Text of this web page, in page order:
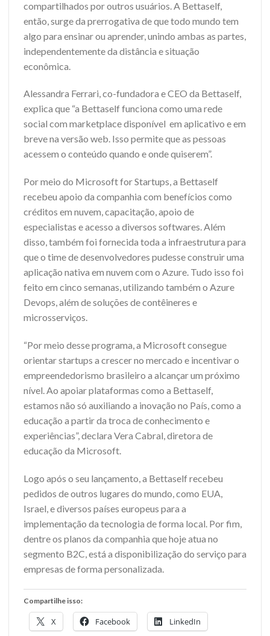
compartilhados por outros usuários. A Bettaself,
então, surge da prerrogativa de que todo mundo tem
algo para ensinar ou aprender, unindo ambas as partes,
independentemente da distância e situação
econômica.
Alessandra Ferrari, co-fundadora e CEO da Bettaself,
explica que “a Bettaself funciona como uma rede
social com marketplace disponível em aplicativo e em
breve na versão web. Isso permite que as pessoas
acessem o conteúdo quando e onde quiserem”.
Por meio do Microsoft for Startups, a Bettaself
recebeu apoio da companhia com benefícios como
créditos em nuvem, capacitação, apoio de
especialistas e acesso a diversos softwares. Além
disso, também foi fornecida toda a infraestrutura para
que o time de desenvolvedores pudesse construir uma
aplicação nativa em nuvem com o Azure. Tudo isso foi
feito em cinco semanas, utilizando também o Azure
Devops, além de soluções de contêineres e
microsserviços.
“Por meio desse programa, a Microsoft consegue
orientar startups a crescer no mercado e incentivar o
empreendedorismo brasileiro a alcançar um próximo
nível. Ao apoiar plataformas como a Bettaself,
estamos não só auxiliando a inovação no País, como a
educação a partir da troca de conhecimento e
experiências”, declara Vera Cabral, diretora de
educação da Microsoft.
Logo após o seu lançamento, a Bettaself recebeu
pedidos de outros lugares do mundo, como EUA,
Israel, e diversos países europeus para a
implementação da tecnologia de forma local. Por fim,
dentre os planos da companhia que hoje atua no
segmento B2C, está a disponibilização do serviço para
empresas de forma personalizada.
Compartilhe isso:
X Facebook LinkedIn